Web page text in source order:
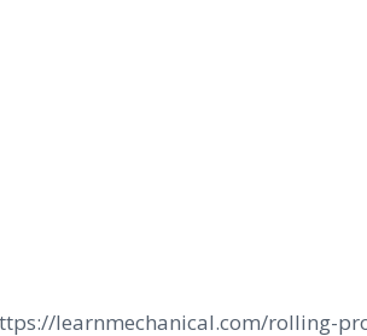
learnmechanical.com/rolling-